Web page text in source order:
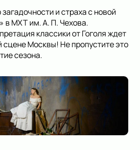
и страха с новой
в МХТ им. А. П. Чехова.
классики от Гоголя ждет
сцене Москвы! Не пропустите это
сезона.